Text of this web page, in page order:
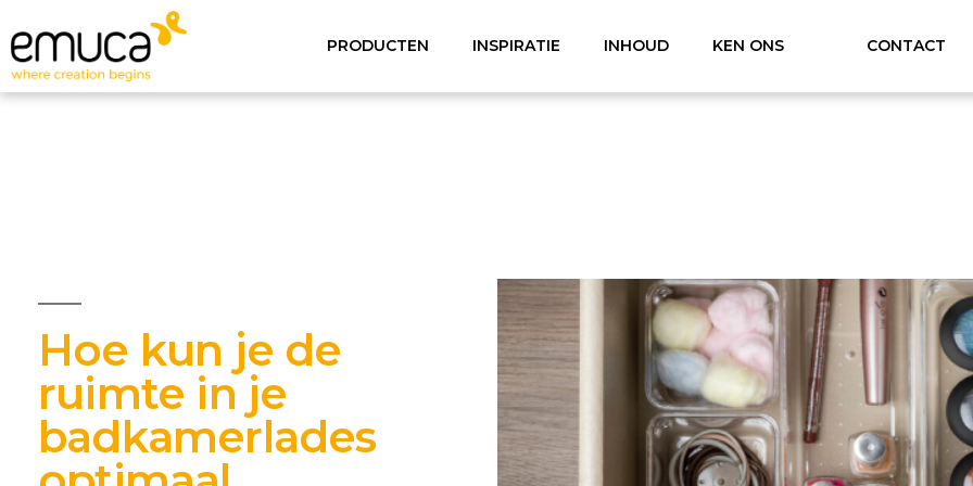
PRODUCTEN INSPIRATIE INHOUD KEN ONS CONTACT
Hoe kun je de
ruimte in je
badkamerlades